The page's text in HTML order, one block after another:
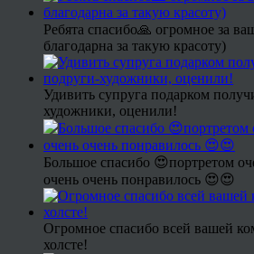
Ребята спасибо🙏 огромное за
благодарна за такую красоту)
Удивить супруга подарком
художники, оценили!
Большое спасибо 😍портретом
очень очень понравилось 😍😍
Огромное спасибо всей вашей
холсте!